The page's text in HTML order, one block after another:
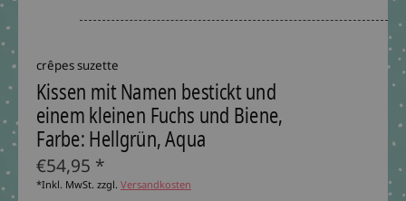
crêpes suzette
Kissen mit Namen bestickt und
einem kleinen Fuchs und Biene,
Farbe: Hellgrün, Aqua
€54,95 *
*Inkl. MwSt. zzgl. Versandkosten